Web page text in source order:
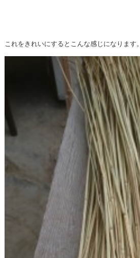
これをきれいにするとこんな感じになります。